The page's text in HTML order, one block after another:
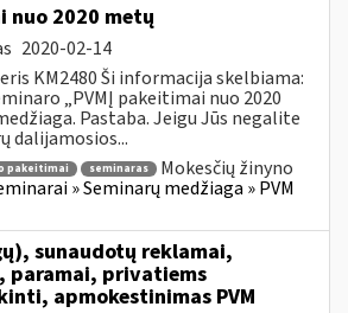
nuo 2020 metų
2020-02-14
KM2480 Ši informacija skelbiama:
„PVMĮ pakeitimai nuo 2020
Pastaba. Jeigu Jūs negalite
dalijamosios...
pakeitimai seminaras
Mokesčių žinyno
» Seminarų medžiaga » PVM
sunaudotų reklamai,
paramai, privatiems
apmokestinimas PVM